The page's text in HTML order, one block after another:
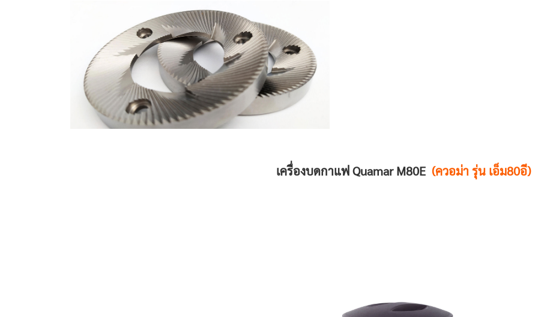
เครื่องบดกาแฟ Quamar M80E (ควอม่า รุ่น เอ็ม80อี)